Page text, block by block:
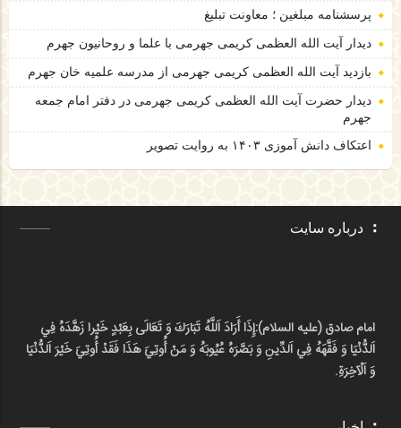
پرسشنامه مبلغین ؛ معاونت تبلیغ
دیدار آیت الله العظمی کریمی جهرمی با علما و روحانیون جهرم
بازدید آیت الله العظمی کریمی جهرمی از مدرسه علمیه خان جهرم
دیدار حضرت آیت الله العظمی کریمی جهرمی در دفتر امام جمعه
جهرم
اعتکاف دانش آموزی ۱۴۰۳ به روایت تصویر
درباره سایت
امام صادق (علیه السلام):إِذَا أَرَادَ اَللَّهُ تَبَارَكَ وَ تَعَالَى بِعَبْدٍ خَيْرا زَهَّدَهُ فِي
اَلدُّنْيَا وَ فَقَّهَهُ فِي اَلدِّينِ وَ بَصَّرَهُ عُيُوبَهُ وَ مَنْ أُوتِيَ هَذَا فَقَدْ أُوتِيَ خَيْرَ اَلدُّنْيَا
وَ اَلْآخِرَةِ.